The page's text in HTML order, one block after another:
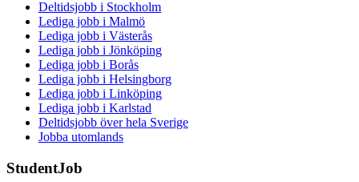
Deltidsjobb i Stockholm
Lediga jobb i Malmö
Lediga jobb i Västerås
Lediga jobb i Jönköping
Lediga jobb i Borås
Lediga jobb i Helsingborg
Lediga jobb i Linköping
Lediga jobb i Karlstad
Deltidsjobb över hela Sverige
Jobba utomlands
StudentJob